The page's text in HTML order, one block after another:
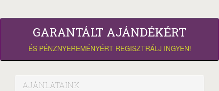
GARANTÁLT AJÁNDÉKÉRT
ÉS PÉNZNYEREMÉNYÉRT REGISZTRÁLJ INGYEN!
AJÁNLATAINK